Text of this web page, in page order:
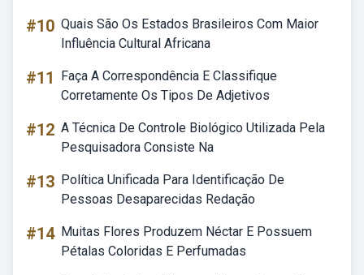
#10 Quais São Os Estados Brasileiros Com Maior
Influência Cultural Africana
#11
Faça A Correspondência E Classifique
Corretamente Os Tipos De Adjetivos
#12 A Técnica De Controle Biológico Utilizada Pela
Pesquisadora Consiste Na
#13 Política Unificada Para Identificação De
Pessoas Desaparecidas Redação
#14 Muitas Flores Produzem Néctar E Possuem
Pétalas Coloridas E Perfumadas